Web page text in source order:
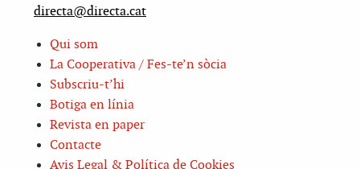
directa@directa.cat
Qui som
La Cooperativa / Fes-te’n sòcia
Subscriu-t’hi
Botiga en línia
Revista en paper
Contacte
Avis Legal & Política de Cookies